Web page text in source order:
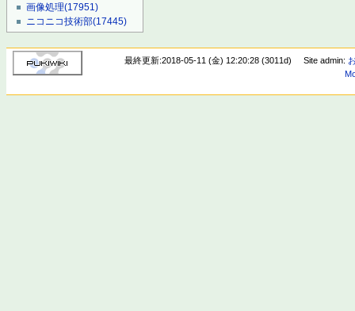
画像処理(17951)
ニコニコ技術部(17445)
最終更新:2018-05-11 (金) 12:20:28 (3011d) Site admin: